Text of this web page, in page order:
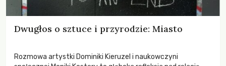
Dwugłos o sztuce i przyrodzie: Miasto
Rozmowa artystki Dominiki Kieruzel i naukowczyni